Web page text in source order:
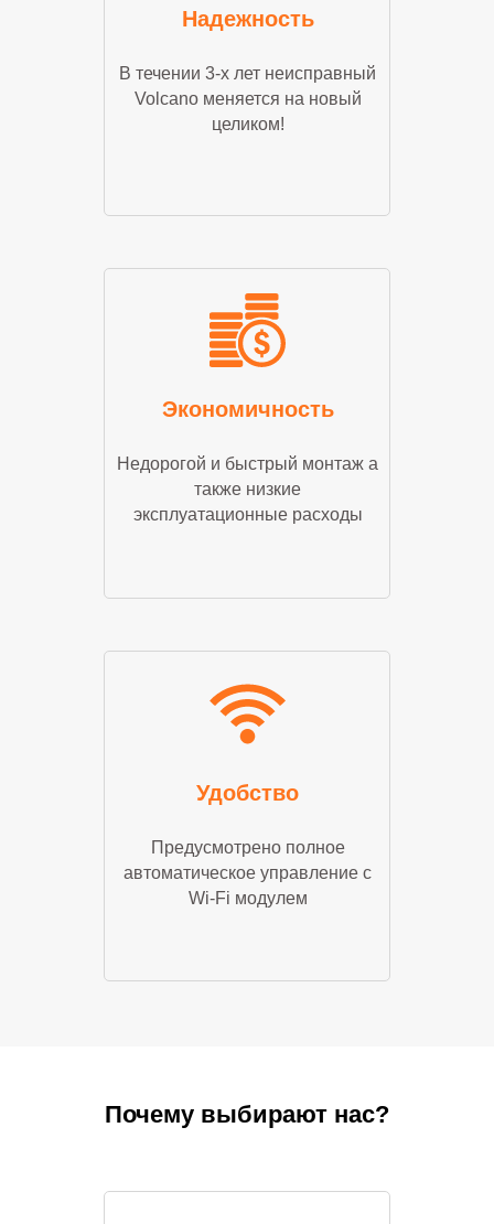
Надежность
Экономичность
Удобство
В течении 3-х лет неисправный
Volcano меняется на новый
целиком!
Недорогой и быстрый монтаж а
также низкие
эксплуатационные расходы
Предусмотрено полное
автоматическое управление с
Wi-Fi модулем
Почему выбирают нас?